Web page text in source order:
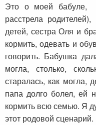
Это о моей бабуле,
расстрела
детей, сестра Оля и
кормить, одевать и
говорить. Бабушка
могла, столько,
старалась, как могла,
папа долго болел, ей
кормить всю семью. Я
этот родовой сценарий.